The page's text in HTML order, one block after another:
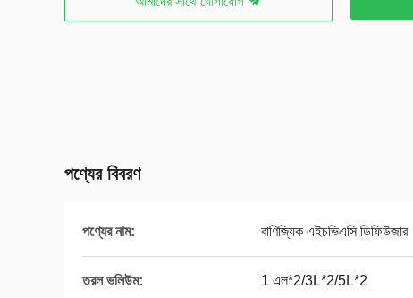
পণ্যের বিবরণ
পণ্যের নাম: বাণিজ্যিক এইচভিএসি ডিফিউজার
তরল ভলিউম: 1 এল*2/3L*2/5L*2